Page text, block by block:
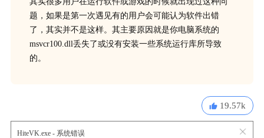
题，如果是第一次遇见有的用户会可能认为软件出错
了，其实并不是这样。其主要原因就是你电脑系统的
msvcr100.dll丢失了或没有安装一些系统运行库所导致
的。
19.57k
HiteVK.exe - 系统错误